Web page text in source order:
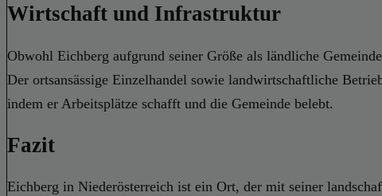
Wirtschaft und Infrastruktur
Obwohl Eichberg aufgrund seiner Größe als ländliche
Der ortsansässige Einzelhandel sowie landwirtschaftliche
indem er Arbeitsplätze schafft und die Gemeinde belebt.
Fazit
Eichberg in Niederösterreich ist ein Ort, der mit seiner